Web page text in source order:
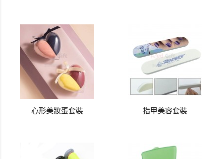
心形美妝蛋套裝 指甲美容套裝